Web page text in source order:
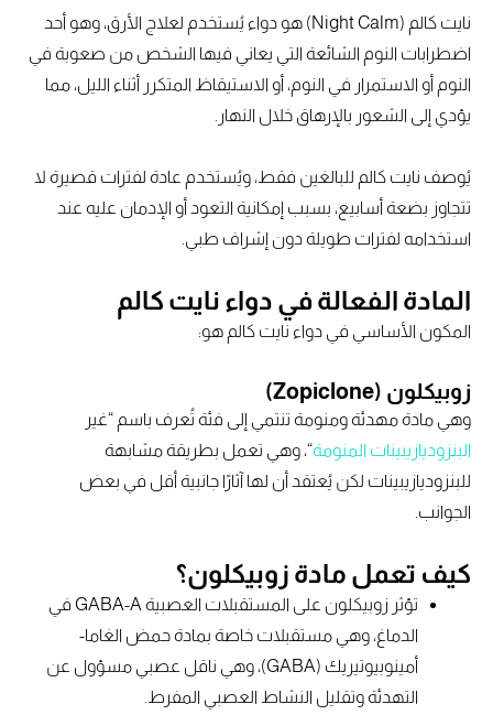
نايت كالم (Night Calm) هو دواء يُستخدم لعلاج الأرق، وهو أحد
اضطرابات النوم الشائعة التي يعاني فيها الشخص من صعوبة في
النوم أو الاستمرار في النوم، أو الاستيقاظ المتكرر أثناء الليل، مما
يؤدي إلى الشعور بالإرهاق خلال النهار.
يُوصف نايت كالم للبالغين فقط، ويُستخدم عادة لفترات قصيرة لا
تتجاوز بضعة أسابيع، بسبب إمكانية التعود أو الإدمان عليه عند
استخدامه لفترات طويلة دون إشراف طبي.
المادة الفعالة في دواء نايت كالم
المكون الأساسي في دواء نايت كالم هو:
زوبيكلون (Zopiclone)
وهي مادة مهدئة ومنومة تنتمي إلى فئة تُعرف باسم “غير
البنزوديازيبينات المنومة“، وهي تعمل بطريقة مشابهة
للبنزوديازيبينات لكن يُعتقد أن لها آثارًا جانبية أقل في بعض
الجوانب.
كيف تعمل مادة زوبيكلون؟
تؤثر زوبيكلون على المستقبلات العصبية GABA-A في
الدماغ، وهي مستقبلات خاصة بمادة حمض الغاما-
أمينوبيوتيريك (GABA)، وهي ناقل عصبي مسؤول عن
التهدئة وتقليل النشاط العصبي المفرط.